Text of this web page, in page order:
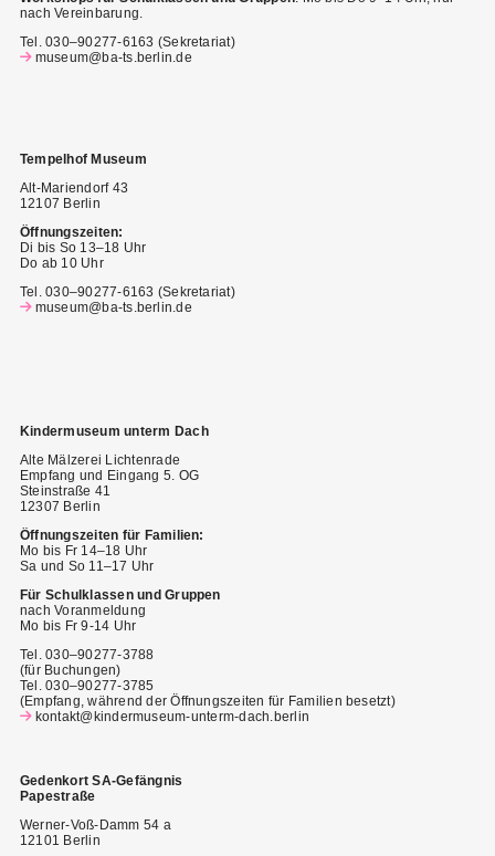
nach Vereinbarung.
Tel. 030–90277-6163 (Sekretariat)
museum@ba-ts.berlin.de
Tempelhof Museum
Alt-Mariendorf 43
12107 Berlin
Öffnungszeiten:
Di bis So 13–18 Uhr
Do ab 10 Uhr
Tel. 030–90277-6163 (Sekretariat)
museum@ba-ts.berlin.de
Kindermuseum unterm Dach
Alte Mälzerei Lichtenrade
Empfang und Eingang 5. OG
Steinstraße 41
12307 Berlin
Öffnungszeiten für Familien:
Mo bis Fr 14–18 Uhr
Sa und So 11–17 Uhr
Für Schulklassen und Gruppen
nach Voranmeldung
Mo bis Fr 9-14 Uhr
Tel. 030–90277-3788
(für Buchungen)
Tel. 030–90277-3785
(Empfang, während der Öffnungszeiten für Familien besetzt)
kontakt@kindermuseum-unterm-dach.berlin
Gedenkort SA-Gefängnis
Papestraße
Werner-Voß-Damm 54 a
12101 Berlin